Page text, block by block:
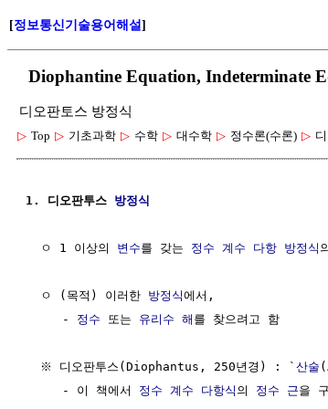
[정보통신기술용어해설]
Diophantine Equation, Indeterminate
디오판토스 방정식
▷ Top ▷ 기초과학 ▷ 수학 ▷ 대수학 ▷ 정수론(수론) ▷
1. 디오판투스 방정식
  ㅇ 1 이상의
변수를 갖는 정수 계수 다항 방정식
  ㅇ (목적) 이러한
방정식에서,
     -
정수 또는 유리수 해 를 찾으려고 함
  ※ 디오판투스(Diophantus, 250년경) : `
산술
     - 이 책에서
정수 계수 다항식 의 정수 근을